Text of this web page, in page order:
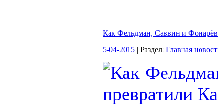
Как Фельдман, Саввин и
5-04-2015 | Раздел: Главная